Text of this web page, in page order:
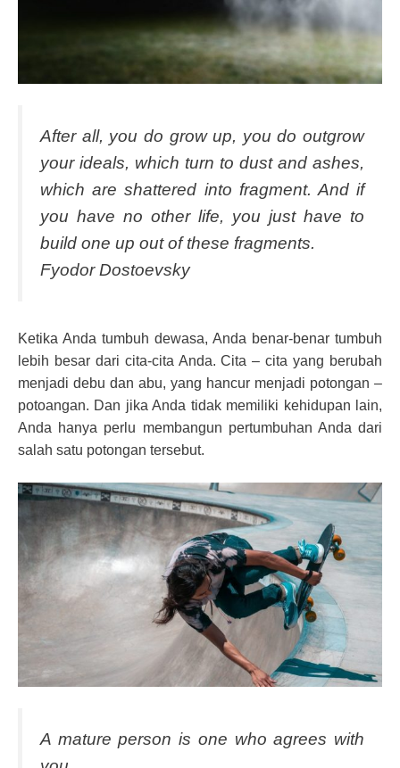
After all, you do grow up, you do outgrow
your ideals, which turn to dust and ashes,
which are shattered into fragment. And if
you have no other life, you just have to
build one up out of these fragments.
Fyodor Dostoevsky
Ketika Anda tumbuh dewasa, Anda benar-benar tumbuh
lebih besar dari cita-cita Anda. Cita – cita yang berubah
menjadi debu dan abu, yang hancur menjadi potongan –
potoangan. Dan jika Anda tidak memiliki kehidupan lain,
Anda hanya perlu membangun pertumbuhan Anda dari
salah satu potongan tersebut.
A mature person is one who agrees with